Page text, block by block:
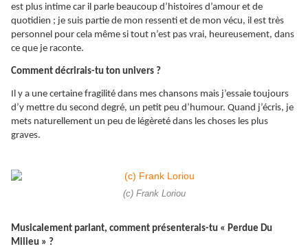
est plus intime car il parle beaucoup d’histoires d’amour et de
quotidien ; je suis partie de mon ressenti et de mon vécu, il est très
personnel pour cela même si tout n’est pas vrai, heureusement, dans
ce que je raconte.
Comment décrirais-tu ton univers ?
Il y a une certaine fragilité dans mes chansons mais j’essaie toujours
d’y mettre du second degré, un petit peu d’humour. Quand j’écris, je
mets naturellement un peu de légèreté dans les choses les plus
graves.
(c) Frank Loriou
Musicalement parlant, comment présenterais-tu « Perdue Du
Milieu » ?